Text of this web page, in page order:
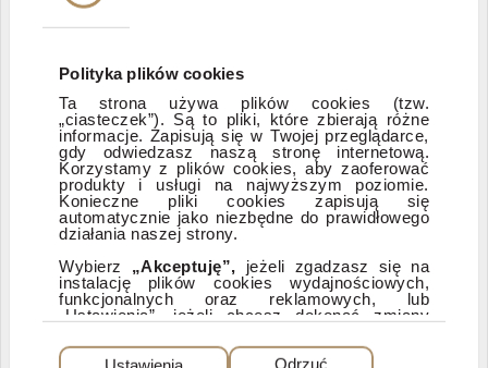
Polityka plików cookies
Ta strona używa plików cookies (tzw.
„ciasteczek”). Są to pliki, które zbierają różne
informacje. Zapisują się w Twojej przeglądarce,
gdy odwiedzasz naszą stronę internetową.
Korzystamy z plików cookies, aby zaoferować
produkty i usługi na najwyższym poziomie.
Konieczne pliki cookies zapisują się
automatycznie jako niezbędne do prawidłowego
działania naszej strony.
Wybierz „Akceptuję”, jeżeli zgadzasz się na
instalację plików cookies wydajnościowych,
funkcjonalnych oraz reklamowych, lub
„Ustawienia”, jeżeli chcesz dokonać zmiany
Dzięki plikom cookies możemy: udostępniać
Ustawienia Odrzuć
Zastrzeżenia prawne
ESG
PEŁNA WERSJA SERWISU